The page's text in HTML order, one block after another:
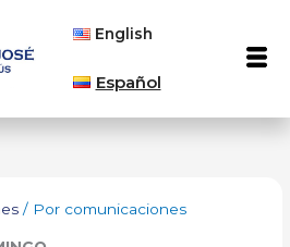
English
Español
/ Por comunicaciones